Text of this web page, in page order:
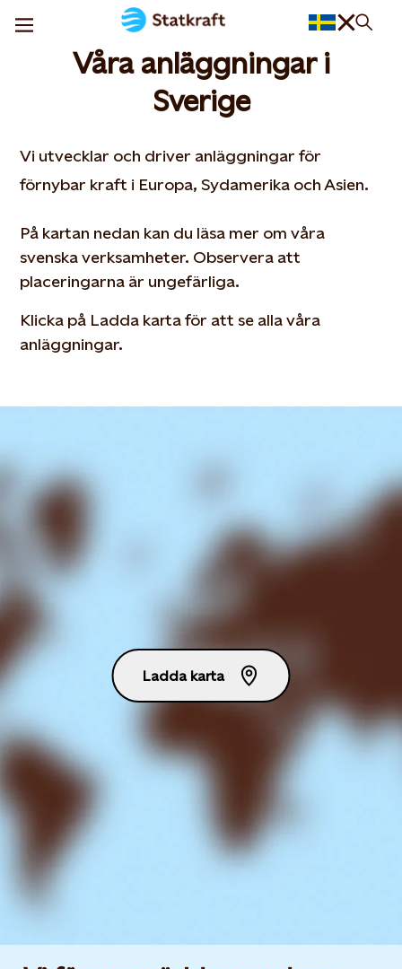
Våra anläggningar i
Sverige
Vi utvecklar och driver anläggningar för
förnybar kraft i Europa, Sydamerika och Asien.
På kartan nedan kan du läsa mer om våra
svenska verksamheter. Observera att
placeringarna är ungefärliga.
Klicka på Ladda karta för att se alla våra
anläggningar.
Ladda karta